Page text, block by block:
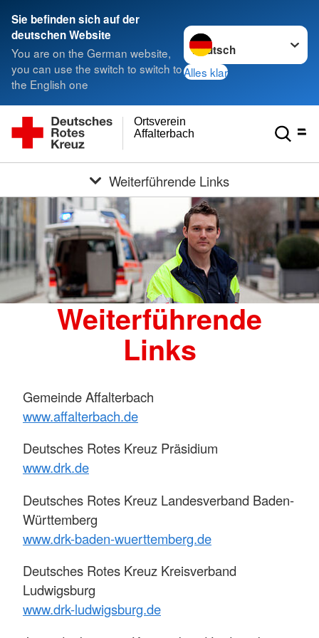
Sie befinden sich auf der
deutschen Website
You are on the German website,
you can use the switch to switch to
the English one
Sprache wechseln zu
Alles klar
Affalterbach
Ortsverein
Weiterführende Links
Weiterführende
Links
Gemeinde Affalterbach
www.affalterbach.de
Deutsches Rotes Kreuz Präsidium
www.drk.de
Deutsches Rotes Kreuz Landesverband Baden-
Württemberg
www.drk-baden-wuerttemberg.de
Deutsches Rotes Kreuz Kreisverband
Ludwigsburg
​​​​​​​www.drk-ludwigsburg.de